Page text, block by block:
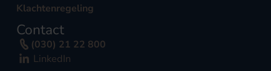
Klachtenregeling
Contact
(030) 21 22 800
LinkedIn